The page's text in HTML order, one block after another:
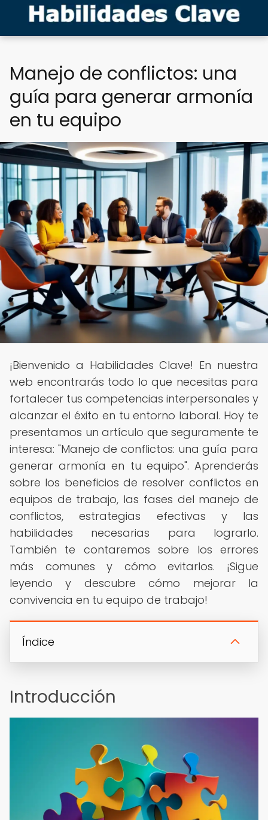
Manejo de conflictos: una
guía para generar armonía
en tu equipo
¡Bienvenido a Habilidades Clave! En nuestra
web encontrarás todo lo que necesitas para
fortalecer tus competencias interpersonales y
alcanzar el éxito en tu entorno laboral. Hoy te
presentamos un artículo que seguramente te
interesa: "Manejo de conflictos: una guía para
generar armonía en tu equipo". Aprenderás
sobre los beneficios de resolver conflictos en
equipos de trabajo, las fases del manejo de
conflictos, estrategias efectivas y las
habilidades necesarias para lograrlo.
También te contaremos sobre los errores
más comunes y cómo evitarlos. ¡Sigue
leyendo y descubre cómo mejorar la
convivencia en tu equipo de trabajo!
Índice
Introducción